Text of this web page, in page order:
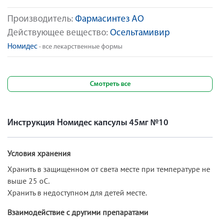
Производитель: Фармасинтез АО
Действующее вещество: Осельтамивир
Номидес - все лекарственные формы
Смотреть все
Инструкция Номидес капсулы 45мг №10
Условия хранения
Хранить в защищенном от света месте при температуре не
выше 25 оС.
Хранить в недоступном для детей месте.
Взаимодействие с другими препаратами